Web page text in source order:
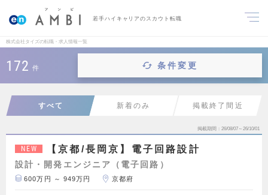
若手ハイキャリアのスカウト転職
株式会社タイズの転職・求人情報一覧
172 件 条件変更
すべて 新着のみ 掲載終了間近
掲載期間 26/08/07～26/10/01
NEW 【京都/長岡京】電子回路設計
設計・開発エンジニア（電子回路）
600万円 ～ 949万円 京都府